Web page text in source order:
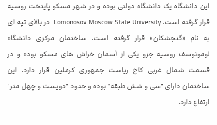
این دانشگاه یک دانشگاه دولتی بوده و در شهر مسکو پایتخت روسیه
قرار گرفته است. Lomonosov Moscow State University در بالای تپه ای
به نام «گنجشکان» قرار گرفته است. ساختمان مرکزی دانشگاه
لومونوسف روسیه جزو یکی از آسمان خراش های مسکو بوده و در
قسمت شمال غربی کاخ ریاست جمهوری کرملین قرار دارد. این
ساختمان دارای "سی و شش طبقه" بوده و حدود "دویست و چهل متر"
ارتفاع دارد.